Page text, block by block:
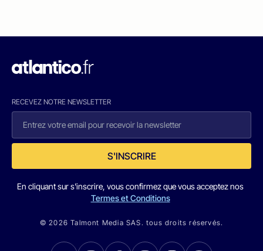
RECEVEZ NOTRE NEWSLETTER
S'INSCRIRE
En cliquant sur s'inscrire, vous confirmez que vous acceptez nos
Termes et Conditions
© 2026 Talmont Media SAS. tous droits réservés.